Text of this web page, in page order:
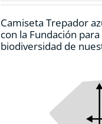
Camiseta Trepador
con la Fundación
biodiversidad de